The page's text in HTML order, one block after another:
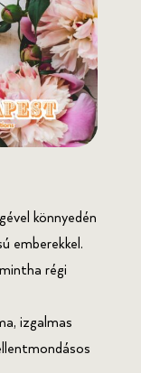
könnyedén
emberekkel.
régi
izgalmas